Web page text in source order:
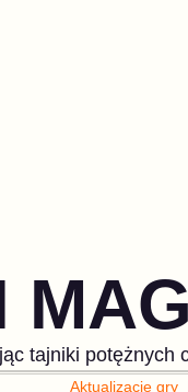
tajniki potężnych
Aktualizacje gry